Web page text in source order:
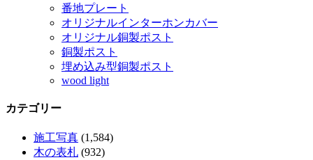
番地プレート
オリジナルインターホンカバー
オリジナル銅製ポスト
銅製ポスト
埋め込み型銅製ポスト
wood light
カテゴリー
施工写真 (1,584)
木の表札 (932)